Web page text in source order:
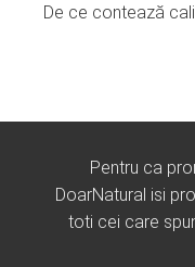
De ce contează
Pentru ca
DoarNatural isi
toti cei care